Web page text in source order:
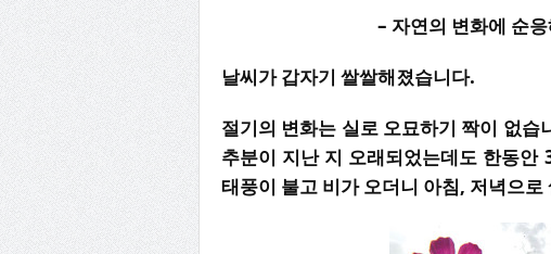
– 자연의 변화에 순
날씨가 갑자기 쌀쌀해졌습니다.
절기의 변화는 실로 오묘하기 짝이 없
추분이 지난 지 오래되었는데도 한동
태풍이 불고 비가 오더니 아침, 저녁으